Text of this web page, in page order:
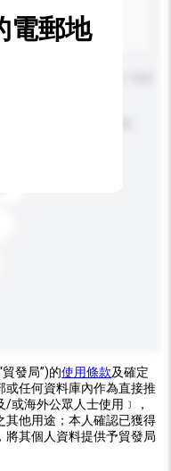
電郵地
發局”)的使用條款及確定
或任何資料庫內作為直接推
或海外公眾人士使用﹞，
其他用途；本人確認已獲得
將其個人資料提供予貿發局